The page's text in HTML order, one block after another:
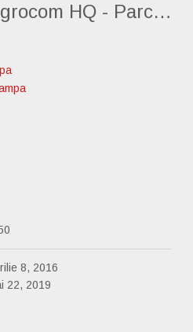
00 Alex Agrocom HQ - Parcare Rampa 08
8, 2016
22, 2019